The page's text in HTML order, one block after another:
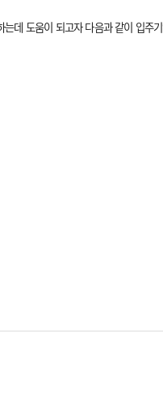
데 도움이 되고자 다음과 같이 입주